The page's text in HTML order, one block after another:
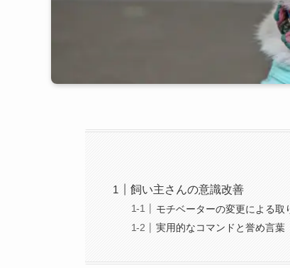
飼い主さんの意識改善
モチベーターの変更による取
実用的なコマンドと誉め言葉